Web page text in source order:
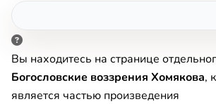
Вы находитесь на странице
Богословские воззрения Хомякова,
является частью произведения